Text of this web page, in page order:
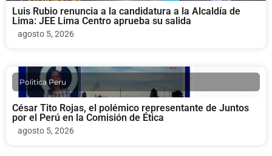
Luis Rubio renuncia a la candidatura a la Alcaldía de
Lima: JEE Lima Centro aprueba su salida
agosto 5, 2026
Politica Peru
César Tito Rojas, el polémico representante de Juntos
por el Perú en la Comisión de Ética
agosto 5, 2026